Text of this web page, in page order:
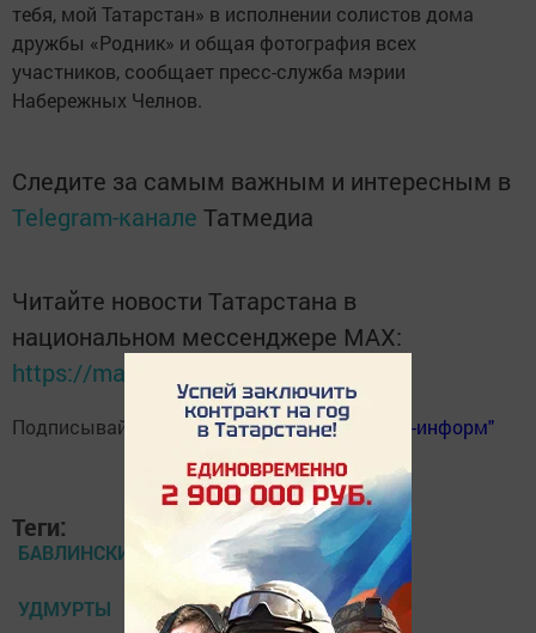
тебя, мой Татарстан» в исполнении солистов дома
дружбы «Родник» и общая фотография всех
участников, сообщает пресс-служба мэрии
Набережных Челнов.
Следите за самым важным и интересным в
Telegram-канале Татмедиа
Читайте новости Татарстана в
национальном мессенджере MАХ:
https://max.ru/tatmedia
Подписывайтесь нателеграм-канал "Бавлы-информ"
Теги:
БАВЛИНСКИЙ РАЙОН
УДМУРТЫ